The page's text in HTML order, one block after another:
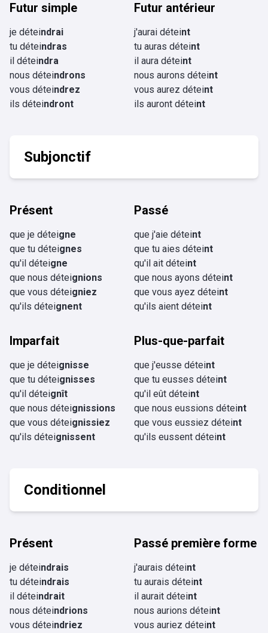
Futur simple
je déteindrai
tu déteindras
il déteindra
nous déteindrons
vous déteindrez
ils déteindront
Futur antérieur
j'aurai déteint
tu auras déteint
il aura déteint
nous aurons déteint
vous aurez déteint
ils auront déteint
Subjonctif
Présent
que je déteigne
que tu déteignes
qu'il déteigne
que nous déteignions
que vous déteigniez
qu'ils déteignent
Passé
que j'aie déteint
que tu aies déteint
qu'il ait déteint
que nous ayons déteint
que vous ayez déteint
qu'ils aient déteint
Imparfait
que je déteignisse
que tu déteignisses
qu'il déteignît
que nous déteignissions
que vous déteignissiez
qu'ils déteignissent
Plus-que-parfait
que j'eusse déteint
que tu eusses déteint
qu'il eût déteint
que nous eussions déteint
que vous eussiez déteint
qu'ils eussent déteint
Conditionnel
Présent
je déteindrais
tu déteindrais
il déteindrait
nous déteindrions
vous déteindriez
Passé première forme
j'aurais déteint
tu aurais déteint
il aurait déteint
nous aurions déteint
vous auriez déteint